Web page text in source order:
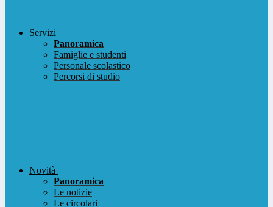
Servizi
Panoramica
Famiglie e studenti
Personale scolastico
Percorsi di studio
Novità
Panoramica
Le notizie
Le circolari